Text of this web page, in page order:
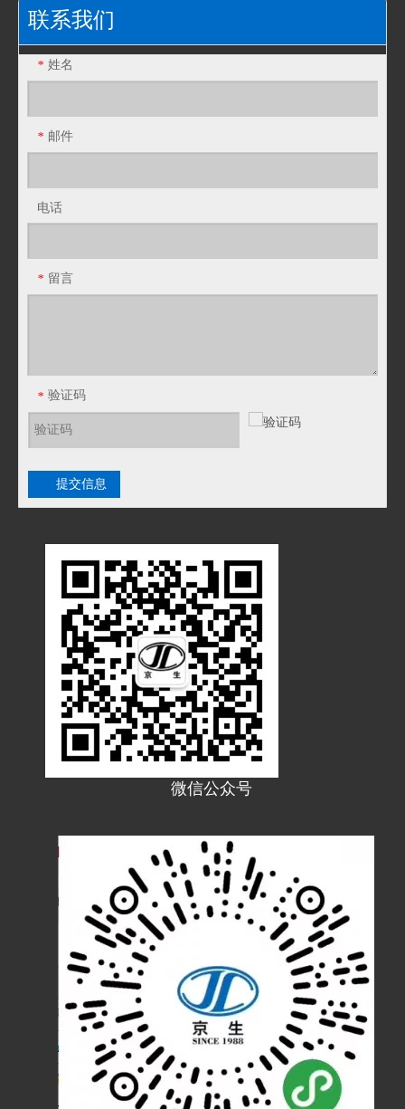
JF42W塑料波纹管90°弯接头 JF42WM90度圆角弯头 软管弯头 JF34W塑料波纹管90°弯接头 JF34WM90度圆角弯头 软管弯头
联系我们
* 姓名
* 邮件
电话
* 留言
* 验证码
提交信息
微信公众号